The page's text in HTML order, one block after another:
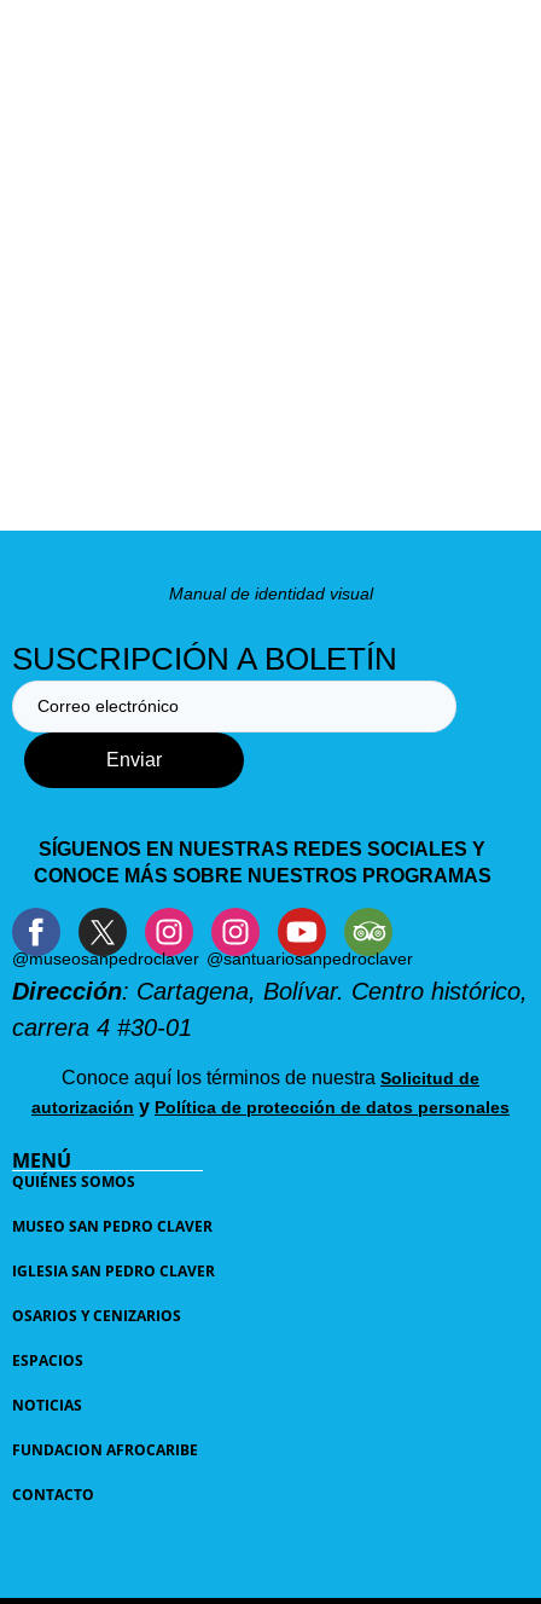
Manual de identidad visual
SUSCRIPCIÓN A BOLETÍN
Enviar
SÍGUENOS EN NUESTRAS REDES SOCIALES Y
CONOCE MÁS SOBRE NUESTROS PROGRAMAS
@museosanpedroclaver @santuariosanpedroclaver
Dirección: Cartagena, Bolívar. Centro histórico,
carrera 4 #30-01
Conoce aquí los términos de nuestra Solicitud de
autorización y Política de protección de datos personales
MENÚ
QUIÉNES SOMOS
MUSEO SAN PEDRO CLAVER
IGLESIA SAN PEDRO CLAVER
OSARIOS Y CENIZARIOS
ESPACIOS
NOTICIAS
FUNDACION AFROCARIBE
CONTACTO